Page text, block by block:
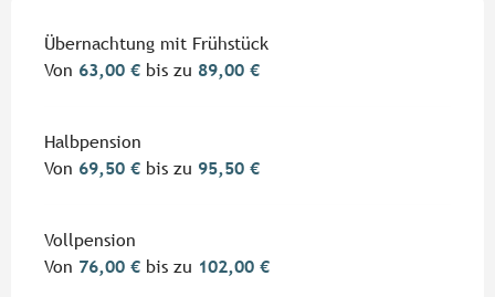
Preise 2026
Übernachtung mit Frühstück
Von 63,00 € bis zu 89,00 €
Halbpension
Von 69,50 € bis zu 95,50 €
Vollpension
Von 76,00 € bis zu 102,00 €